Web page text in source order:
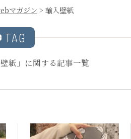
マガジン > 輸入壁紙
TAG
紙」に関する記事一覧